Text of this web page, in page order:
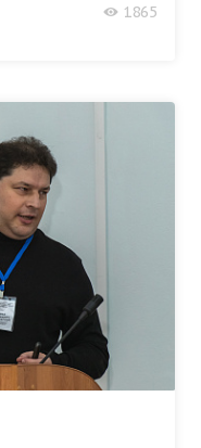
1865